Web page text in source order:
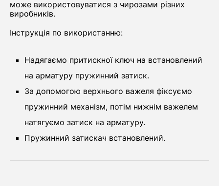
може використовуватися з чирозами різних
виробників.
Інструкція по використанню:
Надягаємо притискної ключ на встановлений
на арматуру пружинний затиск.
За допомогою верхнього важеля фіксуємо
пружинний механізм, потім нижнім важелем
натягуємо затиск на арматуру.
Пружинний затискач встановлений.